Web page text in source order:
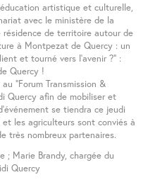
artistique et culturelle,
avec le ministère de la
de territoire autour de
à Montpezat de Quercy : un
et tourné vers l’avenir ?" :
Quercy !
"Forum Transmission &
Quercy afin de mobiliser et
se tiendra ce jeudi
les agriculteurs sont conviés à
très nombreux partenaires.
; Marie Brandy, chargée du
Quercy